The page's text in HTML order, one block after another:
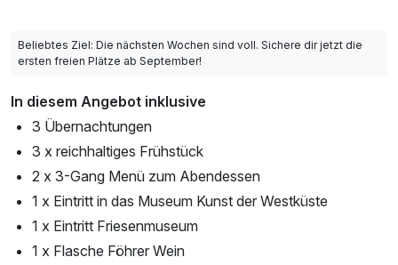
Beliebtes Ziel: Die nächsten Wochen sind voll. Sichere dir jetzt die
ersten freien Plätze ab September!
In diesem Angebot inklusive
3 Übernachtungen
3 x reichhaltiges Frühstück
2 x 3-Gang Menü zum Abendessen
1 x Eintritt in das Museum Kunst der Westküste
1 x Eintritt Friesenmuseum
1 x Flasche Föhrer Wein